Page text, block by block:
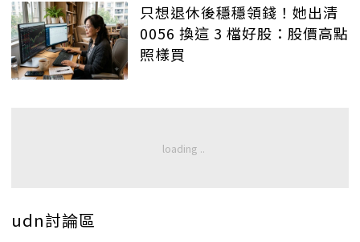
只想退休後穩穩領錢！她出清
0056 換這 3 檔好股：股價高點
照樣買
udn討論區